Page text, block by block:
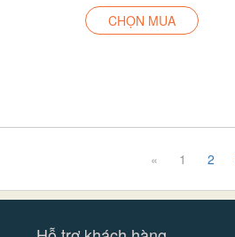
CHỌN MUA
« 1 2